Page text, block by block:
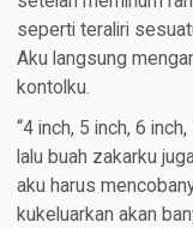
seperti teraliri
Aku langsung
kontolku.
“4 inch, 5 inch, 6
lalu buah zakarku
aku harus
kukeluarkan akan